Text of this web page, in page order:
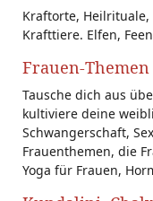
Kraftorte,
Krafttiere. Elfen,
Frauen-Themen
Tausche dich aus
kultiviere deine
Schwangerschaft,
Frauenthemen, die
Yoga für Frauen,